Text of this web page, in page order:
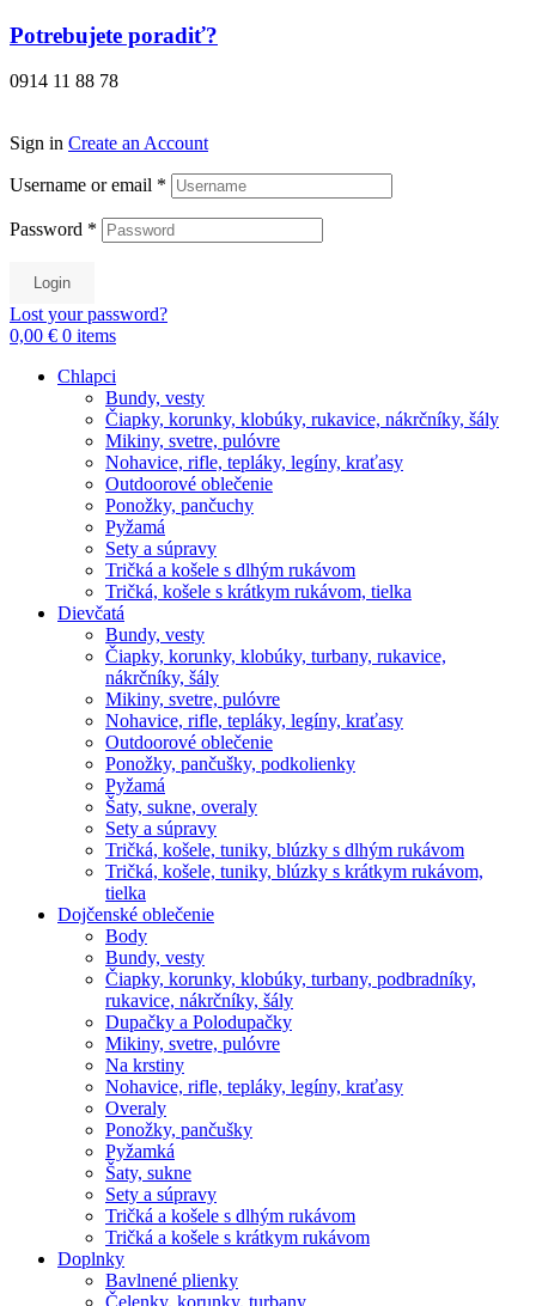
Preskočiť
obsah
Potrebujete poradiť?
0914 11 88 78
Sign in Create an Account
Username or email *
Password *
Login
Lost your password?
0,00 € 0 items
Chlapci
Bundy, vesty
Čiapky, korunky, klobúky, rukavice, nákrčníky, šály
Mikiny, svetre, pulóvre
Nohavice, rifle, tepláky, legíny, kraťasy
Outdoorové oblečenie
Ponožky, pančuchy
Pyžamá
Sety a súpravy
Tričká a košele s dlhým rukávom
Tričká, košele s krátkym rukávom, tielka
Dievčatá
Bundy, vesty
Čiapky, korunky, klobúky, turbany, rukavice,
nákrčníky, šály
Mikiny, svetre, pulóvre
Nohavice, rifle, tepláky, legíny, kraťasy
Outdoorové oblečenie
Ponožky, pančušky, podkolienky
Pyžamá
Šaty, sukne, overaly
Sety a súpravy
Tričká, košele, tuniky, blúzky s dlhým rukávom
Tričká, košele, tuniky, blúzky s krátkym rukávom,
tielka
Dojčenské oblečenie
Body
Bundy, vesty
Čiapky, korunky, klobúky, turbany, podbradníky,
rukavice, nákrčníky, šály
Dupačky a Polodupačky
Mikiny, svetre, pulóvre
Na krstiny
Nohavice, rifle, tepláky, legíny, kraťasy
Overaly
Ponožky, pančušky
Pyžamká
Šaty, sukne
Sety a súpravy
Tričká a košele s dlhým rukávom
Tričká a košele s krátkym rukávom
Doplnky
Bavlnené plienky